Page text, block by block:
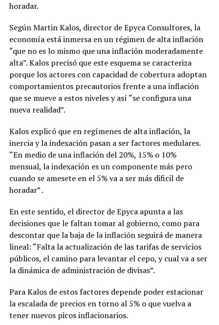
horadar.
Según Martin Kalos, director de Epyca Consultores, la
economía está inmersa en un régimen de alta inflación
“que no es lo mismo que una inflación moderadamente
alta”. Kalos precisó que este esquema se caracteriza
porque los actores con capacidad de cobertura adoptan
comportamientos precautorios frente a una inflación
que se mueve a estos niveles y así “se configura una
nueva realidad”.
Kalos explicó que en regímenes de alta inflación, la
inercia y la indexación pasan a ser factores medulares.
“En medio de una inflación del 20%, 15% o 10%
mensual, la indexación es un componente más pero
cuando se amesete en el 5% va a ser más dificil de
horadar” .
En este sentido, el director de Epyca apunta a las
decisiones que le faltan tomar al gobierno, como para
descontar que la baja de la inflación seguirá de manera
lineal: “Falta la actualización de las tarifas de servicios
públicos, el camino para levantar el cepo, y cual va a ser
la dinámica de administración de divisas”.
Para Kalos de estos factores depende poder estacionar
la escalada de precios en torno al 5% o que vuelva a
tener nuevos picos inflacionarios.